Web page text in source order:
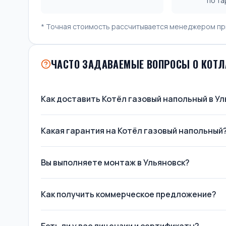
* Точная стоимость рассчитывается менеджером
ЧАСТО ЗАДАВАЕМЫЕ ВОПРОСЫ О
Как доставить Котёл газовый напольный в
Какая гарантия на Котёл газовый
Вы выполняете монтаж в Ульяновск?
Как получить коммерческое предложение?